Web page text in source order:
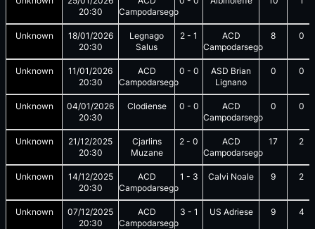
20:30
Campodarsego
Unknown
18/01/2026
20:30
Legnago
Salus
2 - 1
ACD
Campodarsego
8 0
Unknown
11/01/2026
20:30
ACD
Campodarsego
0 - 0
ASD Brian
Lignano
0 0
Unknown
04/01/2026
20:30
Clodiense 0 - 0
ACD
Campodarsego
0 0
Unknown
21/12/2025
20:30
Cjarlins
Muzane
2 - 0
ACD
Campodarsego
17 2
Unknown
14/12/2025
20:30
ACD
Campodarsego
1 - 3 Calvi Noale 9 2
Unknown
07/12/2025
20:30
ACD
Campodarsego
3 - 1 US Adriese 9 4